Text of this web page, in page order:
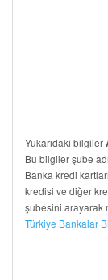
Yukarıdaki bilgiler
Bu bilgiler şube
Banka kredi
kredisi ve diğer
şubesini arayarak
Türkiye Bankalar